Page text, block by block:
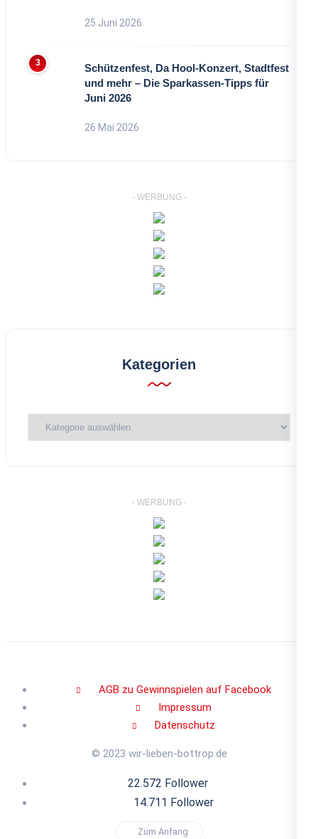
25 Juni 2026
Schützenfest, Da Hool-Konzert, Stadtfest
und mehr – Die Sparkassen-Tipps für
Juni 2026
26 Mai 2026
- WERBUNG -
Kategorien
Kategorien
- WERBUNG -
AGB zu Gewinnspielen auf Facebook
Impressum
Datenschutz
© 2023 wir-lieben-bottrop.de
22.572 Follower
14.711 Follower
Zum Anfang